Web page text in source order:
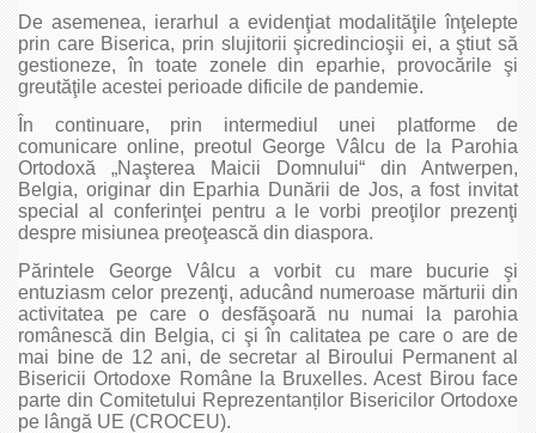
De asemenea, ierarhul a evidenţiat modalităţile înţelepte
prin care Biserica, prin slujitorii şicredincioşii ei, a ştiut să
gestioneze, în toate zonele din eparhie, provocările şi
greutăţile acestei perioade dificile de pandemie.
În continuare, prin intermediul unei platforme de
comunicare online, preotul George Vâlcu de la Parohia
Ortodoxă „Naşterea Maicii Domnului“ din Antwerpen,
Belgia, originar din Eparhia Dunării de Jos, a fost invitat
special al conferinţei pentru a le vorbi preoţilor prezenţi
despre misiunea preoţească din diaspora.
Părintele George Vâlcu a vorbit cu mare bucurie şi
entuziasm celor prezenţi, aducând numeroase mărturii din
activitatea pe care o desfăşoară nu numai la parohia
românescă din Belgia, ci şi în calitatea pe care o are de
mai bine de 12 ani, de secretar al Biroului Permanent al
Bisericii Ortodoxe Române la Bruxelles. Acest Birou face
parte din Comitetului Reprezentanților Bisericilor Ortodoxe
pe lângă UE (CROCEU).